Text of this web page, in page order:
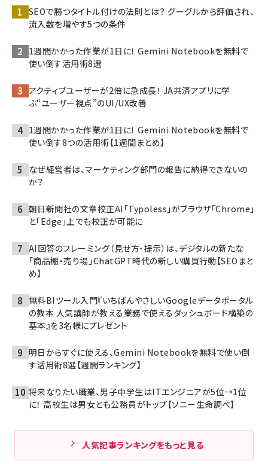
SEOで勝つタイトル付けの法則とは？ グーグルから評価され、
流入数を増やす5つの条件
1週間かかった作業が1日に！ Gemini Notebookを無料で
使い倒す活用術8選
アクティブユーザーが2倍に急成長！ JA共済アプリに学
ぶ“ユーザー視点”のUI/UX改善
1週間かかった作業が1日に！ Gemini Notebookを無料で
使い倒す8つの活用術【1週間まとめ】
なぜ経営者は、マーケティング部門の報告に納得できないの
か？
朝日新聞社の文章校正AI「Typoless」がブラウザ「Chrome」
と「Edge」上でも校正が可能に
AI回答のフレーミング（見せ方・提示）は、デジタルの新たな
「商品棚・売り場」――ChatGPT時代の新しい購買行動【SEOまと
め】
無料BIツール入門『いちばんやさしいGoogleデータポータル
の教本 人気講師が教える業務で使えるダッシュボード構築の
基本』を3名様にプレゼント
明日からすぐに使える、Gemini Notebookを無料で使い倒
す活用術8選【週間ランキング】
将来なりたい職業、男子中学生はITエンジニアが5位→1位
に！ 高校生は男女とも公務員がトップ【ソニー生命調べ】
人気記事ランキングをもっと見る